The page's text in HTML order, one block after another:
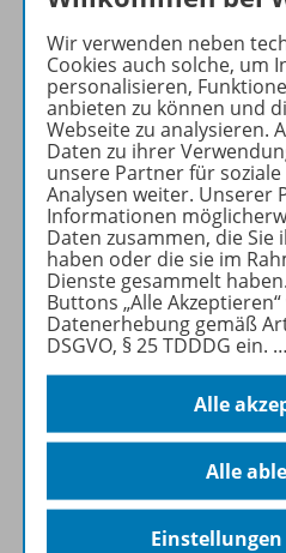
für
des
wir für
Wir verwenden neben
Cookies auch solche, um
personalisieren,
anbieten zu können und
Webseite zu analysieren.
Daten zu ihrer
unsere Partner für
Analysen weiter. Unserer
Informationen
Daten zusammen, die
haben oder die sie im
Dienste gesammelt
Buttons „Alle
Datenerhebung gemäß
DSGVO, § 25 TDDDG ein. …
Alle
Alle